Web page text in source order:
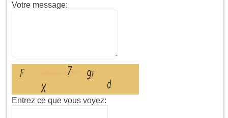
Votre message:
Entrez ce que vous voyez: